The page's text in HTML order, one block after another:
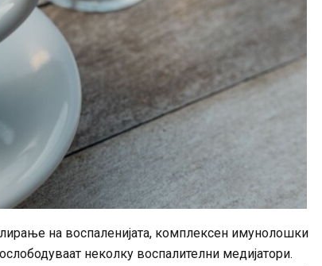
на воспаленијата, комплексен имунолошки
неколку воспалителни медијатори.